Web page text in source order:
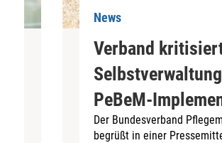
News
Verband
PeBeM-
Der Bundesverband
begrüßt in einer